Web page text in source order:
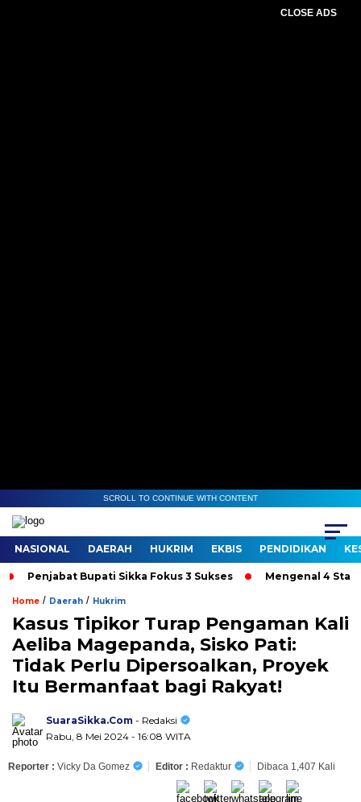
CLOSE ADS
SCROLL TO CONTINUE WITH CONTENT
NASIONAL DAERAH HUKRIM EKBIS PENDIDIKAN
Penjabat Bupati Sikka Fokus 3 Sukses Mengenal 4
Home / Daerah / Hukrim
Kasus Tipikor Turap Pengaman Kali
Aeliba Magepanda, Sisko Pati:
Tidak Perlu Dipersoalkan, Proyek
Itu Bermanfaat bagi Rakyat!
SuaraSikka.Com - Redaksi
Rabu, 8 Mei 2024 - 16:08 WITA
Reporter : Vicky Da Gomez Editor : Redaktur Dibaca 1,407 Kali